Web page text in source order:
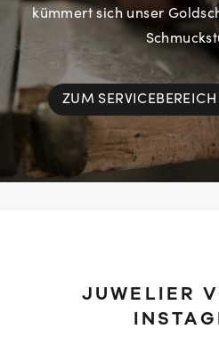
kümmert sich unser
ZUM
JUWELIER